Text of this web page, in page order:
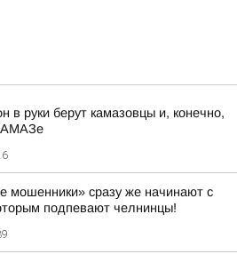
в руки берут камазовцы и, конечно,
мошенники» сразу же начинают с
подпевают челнинцы!